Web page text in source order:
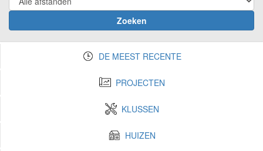
Zoeken
DE MEEST RECENTE
PROJECTEN
KLUSSEN
HUIZEN